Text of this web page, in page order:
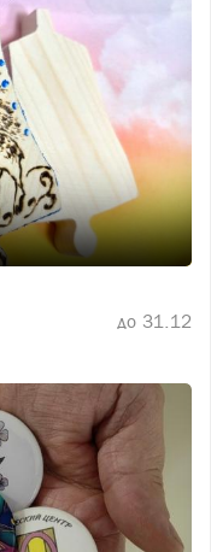
до 31.12